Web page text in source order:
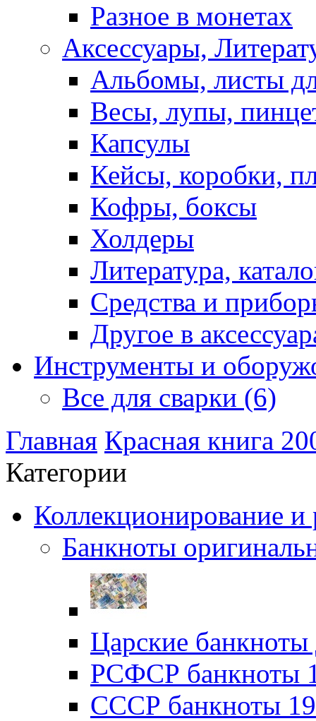
Разное в монетах
Аксессуары,
Альбомы, листы
Весы, лупы,
Капсулы
Кейсы, коробки,
Кофры, боксы
Холдеры
Литература,
Средства и
Другое в
Инструменты и
Все для сварки (6)
Главная Красная книга
Категории
Коллекционирование и
Банкноты
Царские
РСФСР банкноты
CССР банкноты